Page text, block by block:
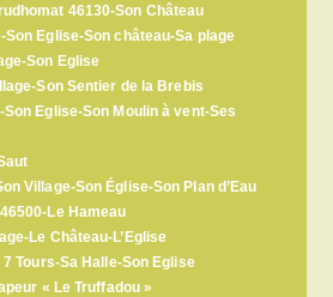
46130-Son Château
Son Eglise-Son château-Sa plage
Son Eglise
Son Sentier de la Brebis
Eglise-Son Moulin à vent-Ses
Village-Son Église-Son Plan d’Eau
Le Hameau
Le Château-L’Eglise
Tours-Sa Halle-Son Eglise
« Le Truffadou »